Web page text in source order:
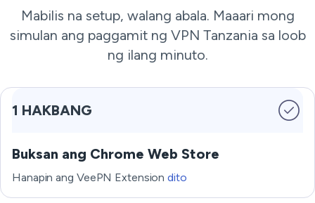
Mabilis na setup, walang abala. Maaari mong
simulan ang paggamit ng VPN Tanzania sa loob
ng ilang minuto.
1 HAKBANG
Buksan ang Chrome Web Store
Hanapin ang VeePN Extensiondito